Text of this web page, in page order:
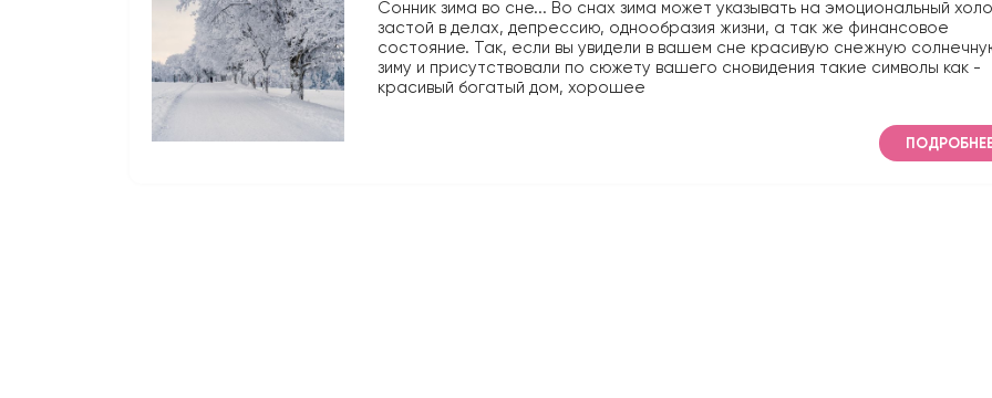
Сонник зима во сне... Во снах зима может указывать на эмоциональный
застой в делах, депрессию, однообразия жизни, а так же финансовое
состояние. Так, если вы увидели в вашем сне красивую снежную
зиму и присутствовали по сюжету вашего сновидения такие символы как -
красивый богатый дом, хорошее